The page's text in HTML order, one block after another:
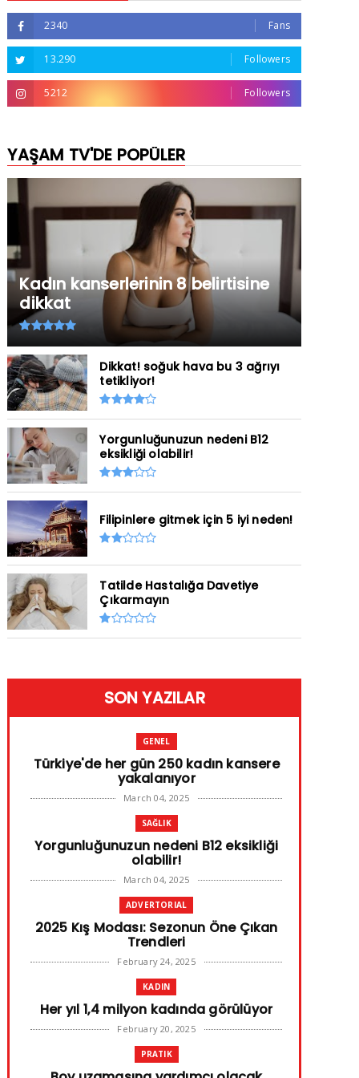
2340 Fans
13.290 Followers
5212 Followers
YAŞAM TV'DE POPÜLER
Kadın kanserlerinin 8 belirtisine
dikkat
Dikkat! soğuk hava bu 3 ağrıyı
tetikliyor!
Yorgunluğunuzun nedeni B12
eksikliği olabilir!
Filipinlere gitmek için 5 iyi neden!
Tatilde Hastalığa Davetiye
Çıkarmayın
SON YAZILAR
GENEL
Türkiye'de her gün 250 kadın kansere
yakalanıyor
March 04, 2025
SAĞLIK
Yorgunluğunuzun nedeni B12 eksikliği
olabilir!
March 04, 2025
ADVERTORIAL
2025 Kış Modası: Sezonun Öne Çıkan
Trendleri
February 24, 2025
KADIN
Her yıl 1,4 milyon kadında görülüyor
February 20, 2025
PRATIK